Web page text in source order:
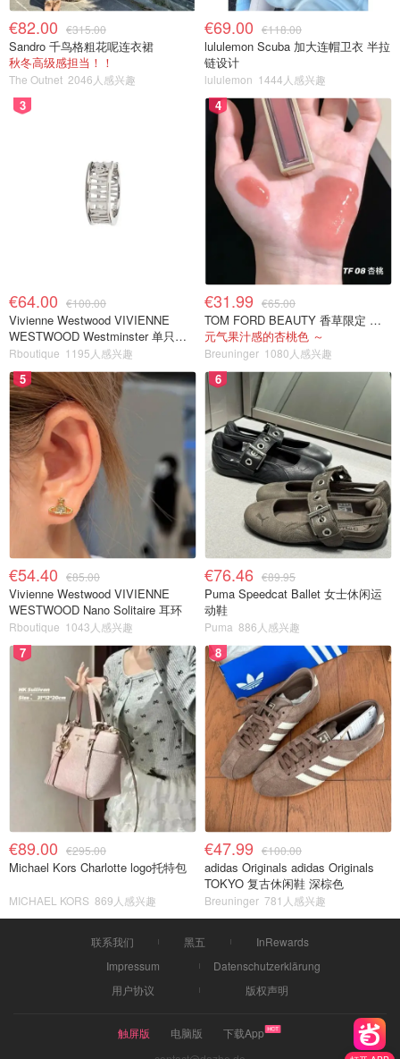
€82.00 €315.00
Sandro 千鸟格粗花呢连衣裙
秋冬高级感担当！！
The Outnet 2046人感兴趣
€69.00 €118.00
lululemon Scuba 加大连帽卫衣 半拉
链设计
lululemon 1444人感兴趣
3
€64.00 €100.00
Vivienne Westwood VIVIENNE
WESTWOOD Westminster 单只耳
环
Rboutique 1195人感兴趣
4
€31.99 €65.00
TOM FORD BEAUTY 香草限定 镜面唇蜜 #08INHIBITION
元气果汁感的杏桃色 ～
Breuninger 1080人感兴趣
5
€54.40 €85.00
Vivienne Westwood VIVIENNE
WESTWOOD Nano Solitaire 耳环
Rboutique 1043人感兴趣
6
€76.46 €89.95
Puma Speedcat Ballet 女士休闲运
动鞋
Puma 886人感兴趣
7
€89.00 €295.00
Michael Kors Charlotte logo托特包
MICHAEL KORS 869人感兴趣
8
€47.99 €100.00
adidas Originals adidas Originals
TOKYO 复古休闲鞋 深棕色
Breuninger 781人感兴趣
联系我们 黑五
InRewards
Impressum
Datenschutzerklärung
用户协议
版权声明
触屏版 电脑版
下载App